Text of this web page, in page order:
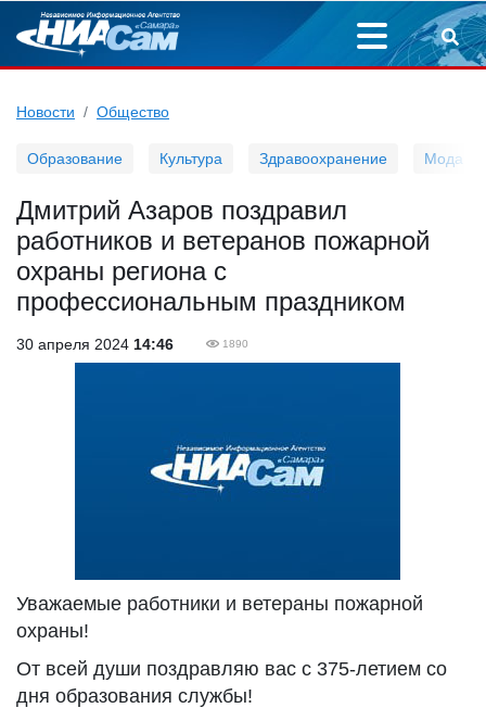
Новости Общество
Образование Культура Здравоохранение Мода
Дмитрий Азаров поздравил
работников и ветеранов пожарной
охраны региона с
профессиональным праздником
30 апреля 2024 14:46 1890
Уважаемые работники и ветераны пожарной
охраны!
От всей души поздравляю вас с 375-летием со
дня образования службы!